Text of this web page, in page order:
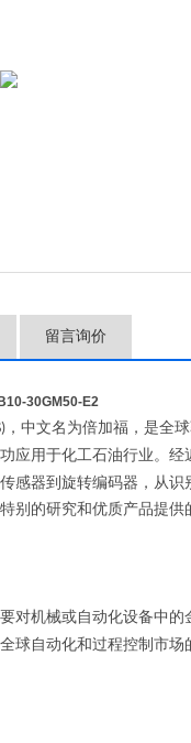
留言询价
30GM50-E2
，中文名为倍加福，是全
应用于化工石油行业。经
感器到旋转编码器，从
别的研究和优质产品提供
对机械或自动化设备中
球自动化和过程控制市